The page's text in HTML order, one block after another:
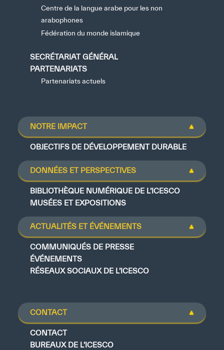
Extremely
Dissatisfied
Satisfied
Centre de la langue arabe pour les non
arabophones
Fédération du monde islamique
SECRÉTARIAT GÉNÉRAL
PARTENARIATS
Partenariats actuels
NOTRE IMPACT
OBJECTIFS DE DÉVELOPPEMENT DURABLE
DONNÉES ET PERSPECTIVES
BIBLIOTHÈQUE NUMÉRIQUE DE L’ICESCO
MUSÉES ET EXPOSITIONS
ACTUALITÉS ET ÉVÉNEMENTS
COMMUNIQUÉS DE PRESSE
ÉVÉNEMENTS
RÉSEAUX SOCIAUX DE L’ICESCO
CONTACT
CONTACT
BUREAUX DE L’ICESCO